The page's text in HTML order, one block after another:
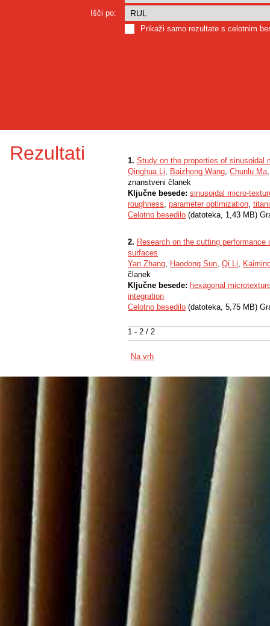
Išči po:
Prikaži samo rezultate s celotnim
Rezultati
1 - 2 / 2
1. Study on the properties of sinusoidal
Qinghua Li, Baizhong Wang, Chunlu Ma
znanstveni članek
Ključne besede: sinusoidal micro-
roughness, parameter optimization,
Celotno besedilo (datoteka, 1,43 MB)
2. Research on the cutting
surfaces
Yan Zhang, Haodong Sun, Qi Li,
članek
Ključne besede: hexagonal
integration
Celotno besedilo (datoteka, 5,75 MB)
Na vrh